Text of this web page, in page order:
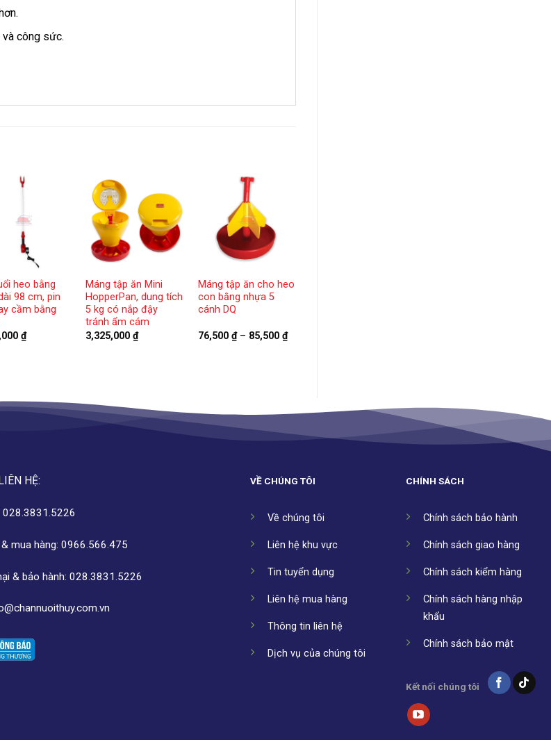
công sức.
heo bằng
98 cm, pin
cầm bằng
₫
Máng tập ăn Mini
HopperPan, dung tích
5 kg có nắp đậy
tránh ẩm cám
3,325,000₫
Máng tập ăn cho heo
con bằng nhựa 5
cánh DQ
76,500 ₫ – 85,500 ₫Khoảng
giá:
HỆ:
028.3831.5226
mua hàng: 0966.566.475
& bảo hành: 028.3831.5226
VỀ CHÚNG TÔI
Về chúng tôi
Liên hệ khu vực
Tin tuyển dụng
Liên hệ mua hàng
Thông tin liên hệ
Dịch vụ của chúng tôi
CHÍNH SÁCH
Chính sách bảo hành
Chính sách giao hàng
Chính sách kiểm hàng
Chính sách hàng nhập
khẩu
Chính sách bảo mật
Kết nối chúng tôi